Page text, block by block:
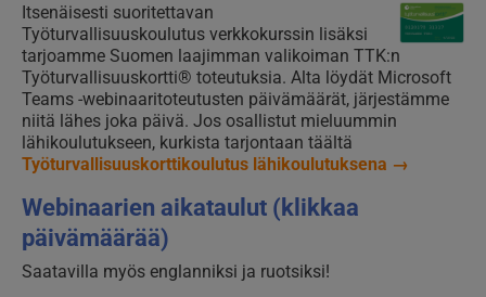
Itsenäisesti suoritettavan
Työturvallisuuskoulutus verkkokurssin lisäksi
tarjoamme Suomen laajimman valikoiman TTK:n
Työturvallisuuskortti® toteutuksia. Alta löydät Microsoft
Teams -webinaaritoteutusten päivämäärät, järjestämme
niitä lähes joka päivä. Jos osallistut mieluummin
lähikoulutukseen, kurkista tarjontaan täältä
Työturvallisuuskorttikoulutus lähikoulutuksena →
Webinaarien aikataulut (klikkaa
päivämäärää)
Saatavilla myös englanniksi ja ruotsiksi!